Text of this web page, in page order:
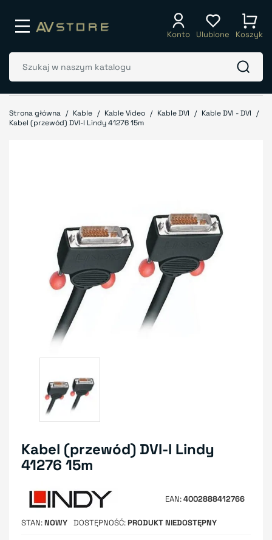
Konto Ulubione Koszyk
Strona główna Kable Kable Video Kable DVI
Kable DVI - DVI
Kabel (przewód) DVI-I Lindy 41276 15m
Kabel (przewód) DVI-I Lindy
41276 15m
EAN 4002888412766
STAN NOWY DOSTĘPNOŚĆ PRODUKT NIEDOSTĘPNY